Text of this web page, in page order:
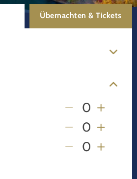
Übernachten & Tickets